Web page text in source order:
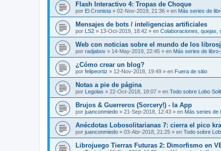
Flash Interactivo 4: Tropas de Choque
por El Cronista » 02-Nov-2019, 21:36 » en Más series de
Mensajes de bots / inteligencias artificiales
por LS2 » 13-Oct-2019, 18:42 » en Colaboraciones, quejas,
Web con noticias sobre el mundo de los
por radjabov » 14-May-2019, 22:45 » en Más series de
¿Cómo crear un blog?
por felipeortiz » 12-Nov-2018, 19:49 » en Fuera de sitio
Notas a pie de página
por Legolas » 22-Oct-2018, 18:07 » en Todo sobre Lobo
Brujos & Guerreros (Sorcery!) - la App
por juanconmiedo » 21-Sep-2018, 12:43 » en Más series de
Anécdotas Lobosolitarianas 7: cierra el pico
por juanconmiedo » 03-Abr-2018, 21:25 » en Todo sobre
Librojuego Tierras Futuras 2: Dimorfismo en